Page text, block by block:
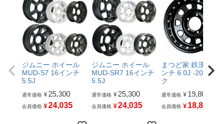
ジムニー ホイール
MUD-S7 16インチ
5.5J
通常価格 ¥ 25,300
会員価格 ¥24,035
ジムニー ホイール
MUD-SR7 16インチ
5.5J
通常価格 ¥ 25,300
会員価格 ¥24,035
まつど家 鉄漢 16イ
ンチ 6.0J -20 ブラ
ク
通常価格 ¥ 19,800
会員価格 ¥ 18,810